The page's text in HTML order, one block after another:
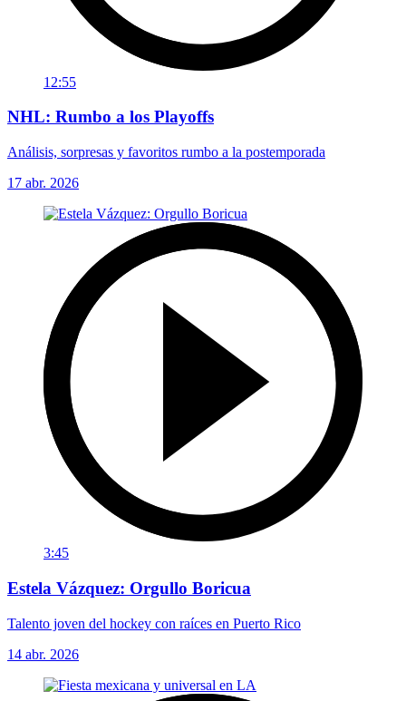
12:55
NHL: Rumbo a los Playoffs
Análisis, sorpresas y favoritos rumbo a la postemporada
17 abr. 2026
3:45
Estela Vázquez: Orgullo Boricua
Talento joven del hockey con raíces en Puerto Rico
14 abr. 2026